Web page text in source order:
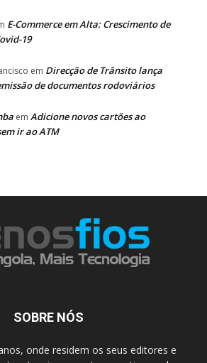
E-Commerce em Alta: Crescimento de
19
em Direcção de Trânsito lança
de documentos rodoviários
em Adicione novos cartões ao
ir ao ATM
SOBRE NÓS
onde residem os seus editores e